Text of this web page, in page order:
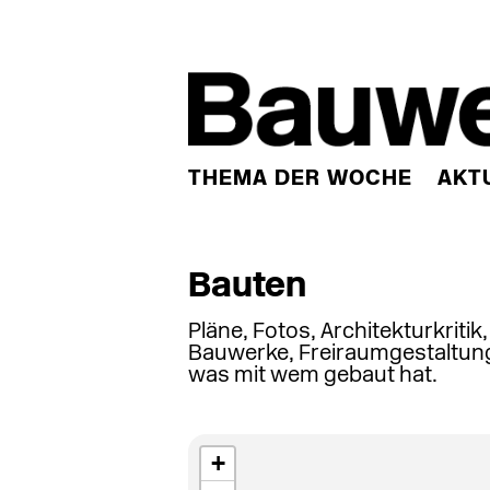
THEMA DER WOCHE
Bauten
Pläne, Fotos,
Bauwerke,
was mit wem gebaut hat.
+